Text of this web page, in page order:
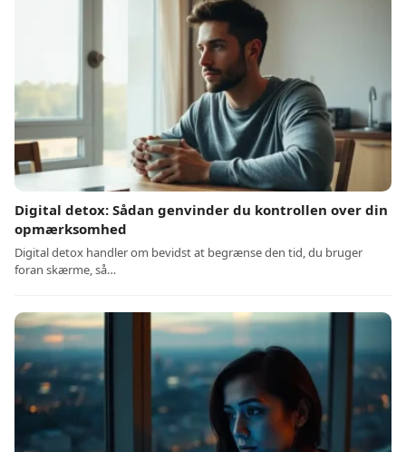
Digital detox: Sådan genvinder du kontrollen over din
opmærksomhed
Digital detox handler om bevidst at begrænse den tid, du bruger
foran skærme, så…